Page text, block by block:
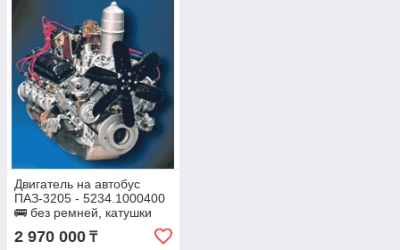
Двигатель на автобус
ПАЗ-3205 - 5234.1000400
🚌 без ремней, катушки
зажигания, генератора и
насоса ГУР
2 970 000 ₸